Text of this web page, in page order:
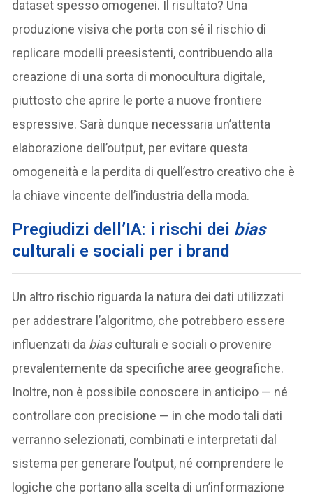
dataset spesso omogenei. Il risultato? Una
produzione visiva che porta con sé il rischio di
replicare modelli preesistenti, contribuendo alla
creazione di una sorta di monocultura digitale,
piuttosto che aprire le porte a nuove frontiere
espressive. Sarà dunque necessaria un’attenta
elaborazione dell’output, per evitare questa
omogeneità e la perdita di quell’estro creativo che è
la chiave vincente dell’industria della moda.
Pregiudizi dell’IA: i rischi dei bias
culturali e sociali per i brand
Un altro rischio riguarda la natura dei dati utilizzati
per addestrare l’algoritmo, che potrebbero essere
influenzati da biasculturali e sociali o provenire
prevalentemente da specifiche aree geografiche.
Inoltre, non è possibile conoscere in anticipo — né
controllare con precisione — in che modo tali dati
verranno selezionati, combinati e interpretati dal
sistema per generare l’output, né comprendere le
logiche che portano alla scelta di un’informazione